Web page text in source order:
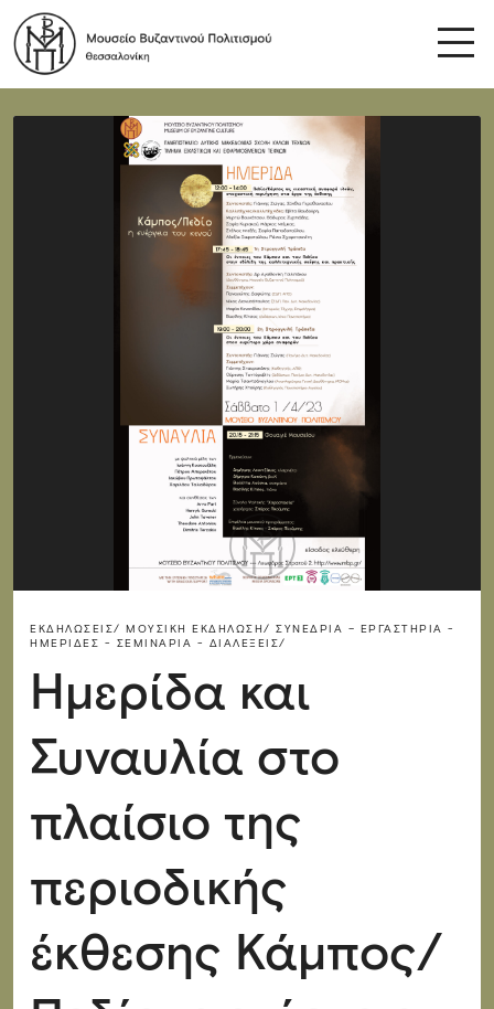
ΕΚΔΗΛΏΣΕΙΣ/ ΜΟΥΣΙΚΉ ΕΚΔΉΛΩΣΗ/ ΣΥΝΈΔΡΙΑ – ΕΡΓΑΣΤΉΡΙΑ -
ΗΜΕΡΊΔΕΣ - ΣΕΜΙΝΆΡΙΑ - ΔΙΑΛΈΞΕΙΣ/
Ημερίδα και
Συναυλία στο
πλαίσιο της
περιοδικής
έκθεσης Κάμπος/